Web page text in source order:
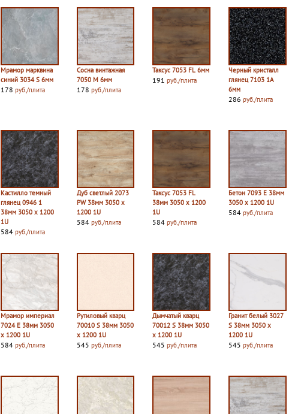
Мрамор марквина
синий 3034 S 6мм
178 руб./плита
Сосна винтажная
7050 M 6мм
178 руб./плита
Таксус 7053 FL 6мм
191руб./плита
Черный кристалл
глянец 7103 1A
6мм
286 руб./плита
Кастилло темный
глянец 0946 1
38мм 3050 х 1200
1U
584 руб./плита
Дуб светлый 2073
PW 38мм 3050 х
1200 1U
584 руб./плита
Таксус 7053 FL
38мм 3050 х 1200
1U
584руб./плита
Бетон 7093 E 38мм
3050 х 1200 1U
584 руб./плита
Мрамор империал
7024 E 38мм 3050
х 1200 1U
584 руб./плита
Рутиловый кварц
70010 S 38мм 3050
х 1200 1U
545 руб./плита
Дымчатый кварц
70012 S 38мм 3050
х 1200 1U
545руб./плита
Гранит белый 3027
S 38мм 3050 х
1200 1U
545 руб./плита